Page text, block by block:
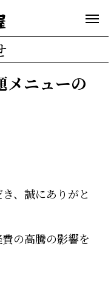
メニューの
、誠にありがと
の高騰の影響を